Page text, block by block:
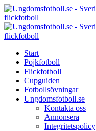
Menu
Search
Menu
Start
Pojkfotboll
Flickfotboll
Cupguiden
Fotbollsövningar
Ungdomsfotboll.se
Kontakta oss
Annonsera
Integritetspolicy